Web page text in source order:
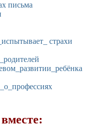
письма
страхи